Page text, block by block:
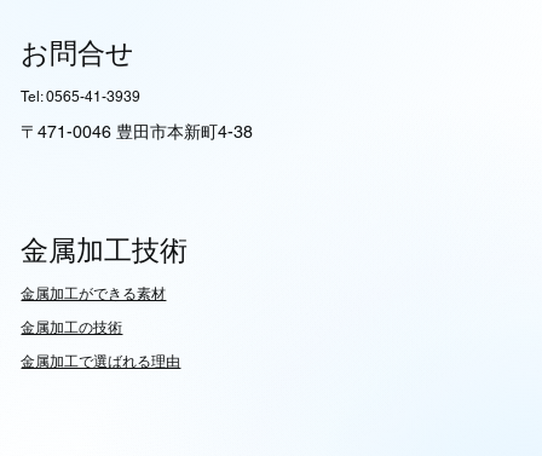
お問合せ
Tel: 0565-41-3939
〒471-0046 豊田市本新町4-38
金属加工技術
​金属加工ができる素材
​金属加工の技術
金属加工で選ばれる理由